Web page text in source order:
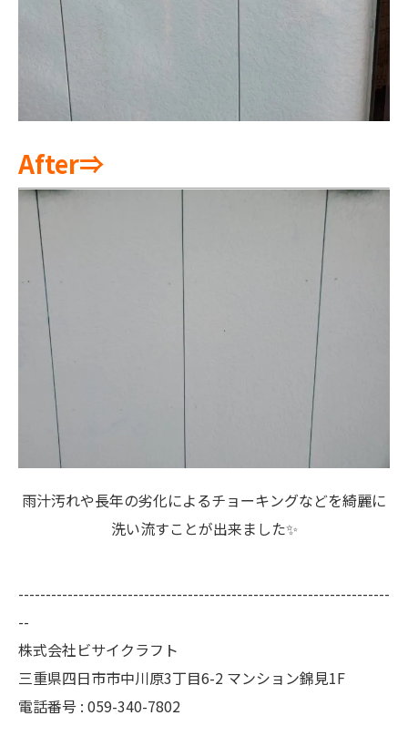
After⇒
雨汁汚れや長年の劣化によるチョーキングなどを綺麗に
洗い流すことが出来ました✨
--------------------------------------------------------------------
--
株式会社ビサイクラフト
三重県四日市市中川原3丁目6-2 マンション錦見1F
電話番号 : 059-340-7802